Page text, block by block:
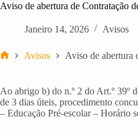
Aviso de abertura de Contratação
Janeiro 14, 2026 Avisos
Avisos Aviso de abertura
Ao abrigo b) do n.º 2 do Art.º 39º
de 3 dias úteis, procedimento
– Educação Pré-escolar – Horário